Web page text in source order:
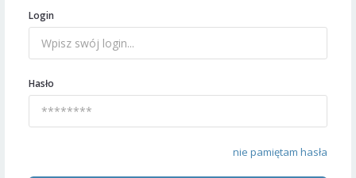
Login
Hasło
nie pamiętam hasła